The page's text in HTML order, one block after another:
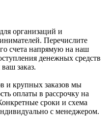
организаций и
Перечислите
счета напрямую на наш
денежных средств
заказ.
и крупных заказов мы
оплаты в рассрочку на
сроки и схема
с менеджером.